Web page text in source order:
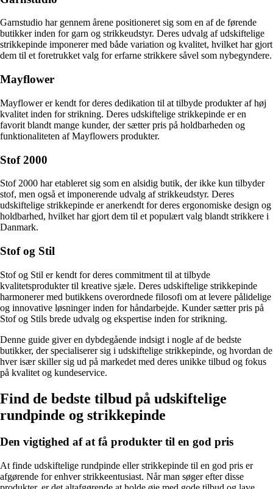
Garnstudio har gennem årene positioneret sig som en af de førende
butikker inden for garn og strikkeudstyr. Deres udvalg af udskiftelige
strikkepinde imponerer med både variation og kvalitet, hvilket har gjort
dem til et foretrukket valg for erfarne strikkere såvel som nybegyndere.
Mayflower
Mayflower er kendt for deres dedikation til at tilbyde produkter af høj
kvalitet inden for strikning. Deres udskiftelige strikkepinde er en
favorit blandt mange kunder, der sætter pris på holdbarheden og
funktionaliteten af Mayflowers produkter.
Stof 2000
Stof 2000 har etableret sig som en alsidig butik, der ikke kun tilbyder
stof, men også et imponerende udvalg af strikkeudstyr. Deres
udskiftelige strikkepinde er anerkendt for deres ergonomiske design og
holdbarhed, hvilket har gjort dem til et populært valg blandt strikkere i
Danmark.
Stof og Stil
Stof og Stil er kendt for deres commitment til at tilbyde
kvalitetsprodukter til kreative sjæle. Deres udskiftelige strikkepinde
harmonerer med butikkens overordnede filosofi om at levere pålidelige
og innovative løsninger inden for håndarbejde. Kunder sætter pris på
Stof og Stils brede udvalg og ekspertise inden for strikning.
Denne guide giver en dybdegående indsigt i nogle af de bedste
butikker, der specialiserer sig i udskiftelige strikkepinde, og hvordan de
hver især skiller sig ud på markedet med deres unikke tilbud og fokus
på kvalitet og kundeservice.
Find de bedste tilbud på udskiftelige
rundpinde og strikkepinde
Den vigtighed af at få produkter til en god pris
At finde udskiftelige rundpinde eller strikkepinde til en god pris er
afgørende for enhver strikkeentusiast. Når man søger efter disse